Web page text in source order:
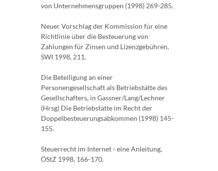
von Unternehmensgruppen (1998) 269-285.
Neuer Vorschlag der Kommission für eine
Richtlinie über die Besteuerung von
Zahlungen für Zinsen und Lizenzgebühren,
SWI 1998, 211.
Die Beteiligung an einer
Personengesellschaft als Betriebstätte des
Gesellschafters, in Gassner/Lang/Lechner
(Hrsg) Die Betriebstätte im Recht der
Doppelbesteuerungsabkommen (1998) 145-
155.
Steuerrecht im Internet - eine Anleitung,
ÖStZ 1998, 166-170.